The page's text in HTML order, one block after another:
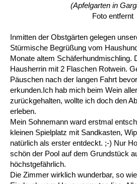
(Apfelgarten in
Foto entfernt
Inmitten der Obstgärten gelegen
Stürmische Begrüßung vom
Monate altem Schäferhundmischling.
Hausherrin mit 2 Flaschen Rotwein.
Päuschen nach der langen Fahrt
erkunden.Ich hab mich beim Wein
zurückgehalten, wollte ich doch den
erleben.
Mein Sohnemann ward erstmal
kleinen Spielplatz mit Sandkasten,
natürlich als erster entdeckt. ;-) Nur
schön der Pool auf dem Grundstück
höchstgefährlich.
Die Zimmer wirklich wunderbar, so